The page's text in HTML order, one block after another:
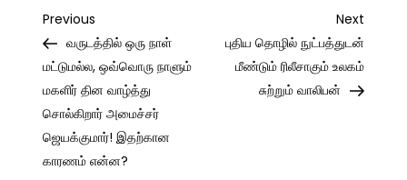
Post
navigation
Previous
Post
Previous
வருடத்தில் ஒரு நாள்
மட்டுமல்ல, ஒவ்வொரு நாளும்
மகளிர் தின வாழ்த்து
சொல்கிறார் அமைச்சர்
ஜெயக்குமார்! இதற்கான
காரணம் என்ன?
Next
Post
Next
புதிய தொழில் நுட்பத்துடன்
மீண்டும் ரிலீசாகும் உலகம்
சுற்றும் வாலிபன்